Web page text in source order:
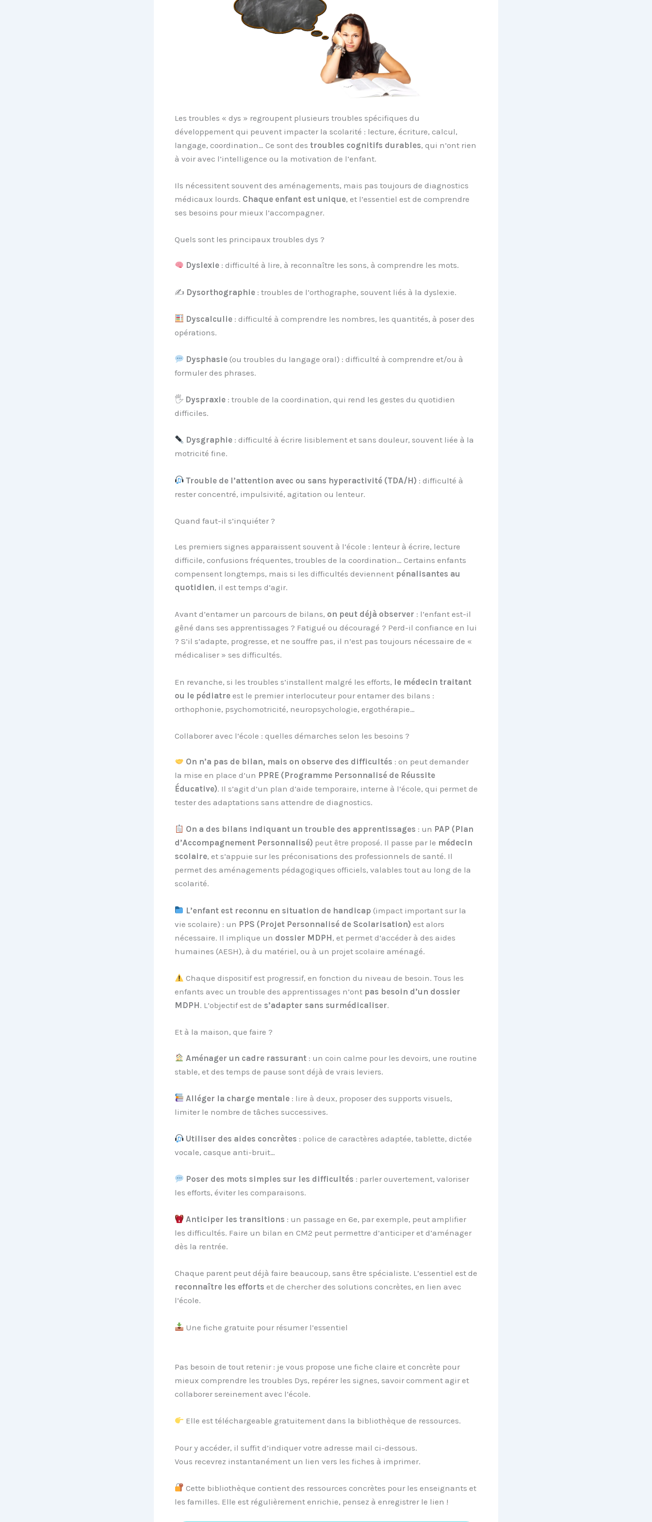
Les troubles « dys » regroupent plusieurs troubles spécifiques du
développement qui peuvent impacter la scolarité : lecture, écriture, calcul,
langage, coordination… Ce sont des troubles cognitifs durables, qui n’ont rien
à voir avec l’intelligence ou la motivation de l’enfant.
Ils nécessitent souvent des aménagements, mais pas toujours de diagnostics
médicaux lourds. Chaque enfant est unique, et l’essentiel est de comprendre
ses besoins pour mieux l’accompagner.
Quels sont les principaux troubles dys ?
Dyslexie: difficulté à lire, à reconnaître les sons, à comprendre les mots.
✍️ Dysorthographie: troubles de l’orthographe, souvent liés à la dyslexie.
Dyscalculie: difficulté à comprendre les nombres, les quantités, à poser des
opérations.
Dysphasie(ou troubles du langage oral) : difficulté à comprendre et/ou à
formuler des phrases.
🖐️ Dyspraxie: trouble de la coordination, qui rend les gestes du quotidien
difficiles.
Dysgraphie: difficulté à écrire lisiblement et sans douleur, souvent liée à la
motricité fine.
Trouble de l’attention avec ou sans hyperactivité (TDA/H) : difficulté à
rester concentré, impulsivité, agitation ou lenteur.
Quand faut-il s’inquiéter ?
Les premiers signes apparaissent souvent à l’école : lenteur à écrire, lecture
difficile, confusions fréquentes, troubles de la coordination… Certains enfants
compensent longtemps, mais si les difficultés deviennent pénalisantes au
quotidien, il est temps d’agir.
Avant d’entamer un parcours de bilans, on peut déjà observer : l’enfant est-il
gêné dans ses apprentissages ? Fatigué ou découragé ? Perd-il confiance en lui
? S’il s’adapte, progresse, et ne souffre pas, il n’est pas toujours nécessaire de «
médicaliser » ses difficultés.
En revanche, si les troubles s’installent malgré les efforts, le médecin traitant
ou le pédiatreest le premier interlocuteur pour entamer des bilans :
orthophonie, psychomotricité, neuropsychologie, ergothérapie…
Collaborer avec l’école : quelles démarches selon les besoins ?
On n’a pas de bilan, mais on observe des difficultés : on peut demander
la mise en place d’un PPRE (Programme Personnalisé de Réussite
Éducative). Il s’agit d’un plan d’aide temporaire, interne à l’école, qui permet de
tester des adaptations sans attendre de diagnostics.
On a des bilans indiquant un trouble des apprentissages : un PAP (Plan
d’Accompagnement Personnalisé) peut être proposé. Il passe par le médecin
scolaire, et s’appuie sur les préconisations des professionnels de santé. Il
permet des aménagements pédagogiques officiels, valables tout au long de la
scolarité.
L’enfant est reconnu en situation de handicap (impact important sur la
vie scolaire) : un PPS (Projet Personnalisé de Scolarisation) est alors
nécessaire. Il implique un dossier MDPH, et permet d’accéder à des aides
humaines (AESH), à du matériel, ou à un projet scolaire aménagé.
Chaque dispositif est progressif, en fonction du niveau de besoin. Tous les
enfants avec un trouble des apprentissages n’ont pas besoin d’un dossier
MDPH. L’objectif est de s’adapter sans surmédicaliser.
Et à la maison, que faire ?
Aménager un cadre rassurant: un coin calme pour les devoirs, une routine
stable, et des temps de pause sont déjà de vrais leviers.
Alléger la charge mentale: lire à deux, proposer des supports visuels,
limiter le nombre de tâches successives.
Utiliser des aides concrètes : police de caractères adaptée, tablette, dictée
vocale, casque anti-bruit…
Poser des mots simples sur les difficultés : parler ouvertement, valoriser
les efforts, éviter les comparaisons.
Anticiper les transitions : un passage en 6e, par exemple, peut amplifier
les difficultés. Faire un bilan en CM2 peut permettre d’anticiper et d’aménager
dès la rentrée.
Chaque parent peut déjà faire beaucoup, sans être spécialiste. L’essentiel est de
reconnaître les efforts et de chercher des solutions concrètes, en lien avec
l’école.
Une fiche gratuite pour résumer l’essentiel
Pas besoin de tout retenir : je vous propose une fiche claire et concrète pour
mieux comprendre les troubles Dys, repérer les signes, savoir comment agir et
collaborer sereinement avec l’école.
Elle est téléchargeable gratuitement dans la bibliothèque de ressources.
Pour y accéder, il suffit d’indiquer votre adresse mail ci-dessous.
Vous recevrez instantanément un lien vers les fiches à imprimer.
Cette bibliothèque contient des ressources concrètes pour les enseignants et
les familles. Elle est régulièrement enrichie, pensez à enregistrer le lien !